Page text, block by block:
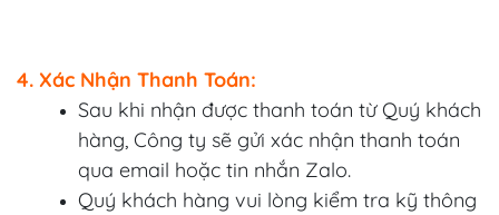
4. Xác Nhận Thanh Toán:
Sau khi nhận được thanh toán từ Quý khách
hàng, Công ty sẽ gửi xác nhận thanh toán
qua email hoặc tin nhắn Zalo.
Quý khách hàng vui lòng kiểm tra kỹ thông